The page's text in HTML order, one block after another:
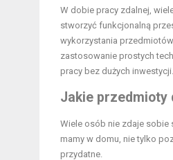
W dobie pracy zdalnej,
stworzyć funkcjonalną
wykorzystania
zastosowanie prostych
pracy bez dużych inwestycji.
Jakie przedmioty
Wiele osób nie zdaje sobie
mamy w domu, nie tylko
przydatne.